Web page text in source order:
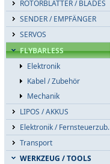
ROTORBLÄTTER / BLADES
SENDER / EMPFÄNGER
SERVOS
FLYBARLESS
Elektronik
Kabel / Zubehör
Mechanik
LIPOS / AKKUS
Elektronik / Fernsteuerzub.
Transport
WERKZEUG / TOOLS